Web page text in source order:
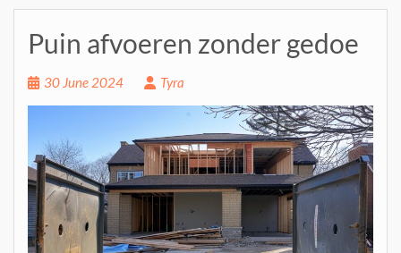
Puin afvoeren zonder gedoe
30 June 2024 Tyra